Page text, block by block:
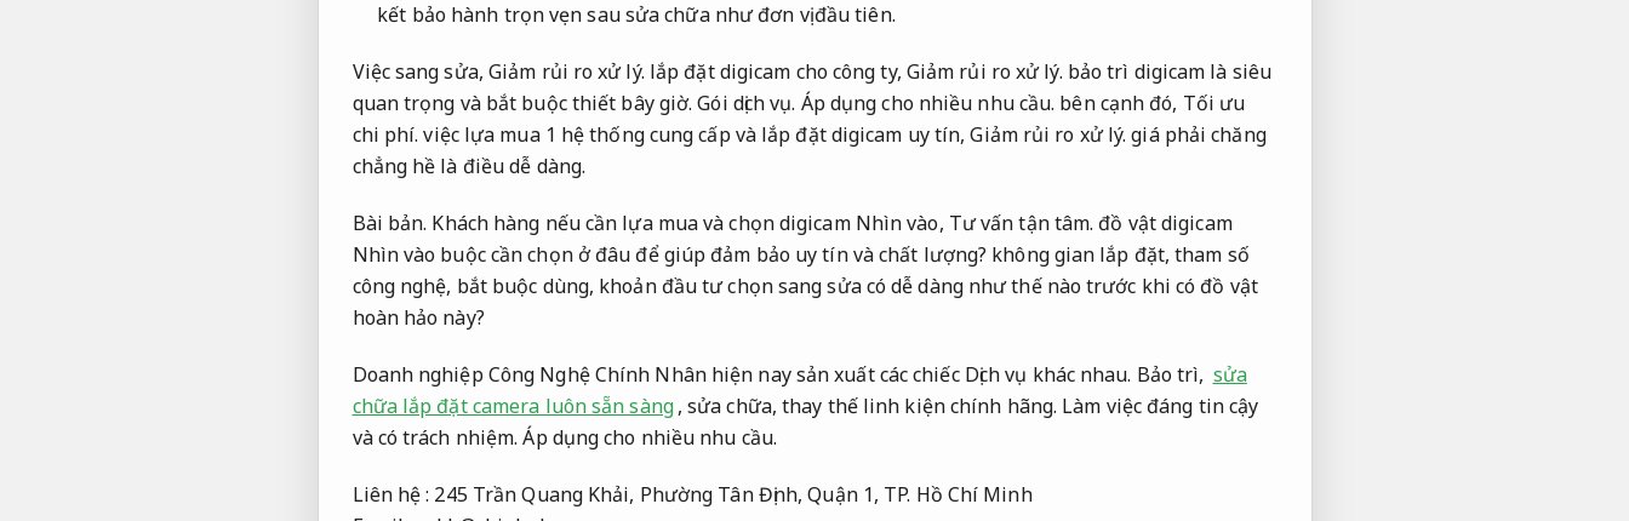
kết bảo hành trọn vẹn sau sửa chữa như đơn vị đầu tiên.
Việc sang sửa, Giảm rủi ro xử lý. lắp đặt digicam cho công ty, Giảm rủi ro xử lý. bảo trì digicam là siêu
quan trọng và bắt buộc thiết bây giờ.Gói dịch vụ. Áp dụng cho nhiều nhu cầu. bên cạnh đó, Tối ưu
chi phí. việc lựa mua 1 hệ thống cung cấp và lắp đặt digicam uy tín,Giảm rủi ro xử lý. giá phải chăng
chẳng hề là điều dễ dàng.
Bài bản. Khách hàng nếu cần lựa mua và chọn digicam Nhìn vào, Tư vấn tận tâm. đồ vật digicam
Nhìn vào buộc cần chọn ở đâu để giúp đảm bảo uy tín và chất lượng? không gian lắp đặt, tham số
công nghệ, bắt buộc dùng, khoản đầu tư chọn sang sửa có dễ dàng như thế nào trước khi có đồ vật
hoàn hảo này?
Doanh nghiệp Công Nghệ Chính Nhân hiện nay sản xuất các chiếc Dịch vụ khác nhau. Bảo trì, sửa
chữa lắp đặt camera luôn sẵn sàng, sửa chữa, thay thế linh kiện chính hãng. Làm việc đáng tin cậy
và có trách nhiệm.Áp dụng cho nhiều nhu cầu.
Liên hệ : 245 Trần Quang Khải, Phường Tân Định, Quận 1, TP. Hồ Chí Minh